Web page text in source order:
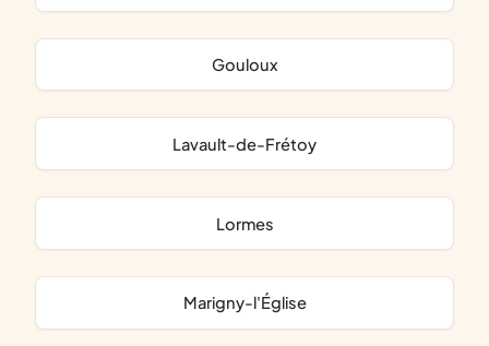
Gouloux
Lavault-de-Frétoy
Lormes
Marigny-l'Église